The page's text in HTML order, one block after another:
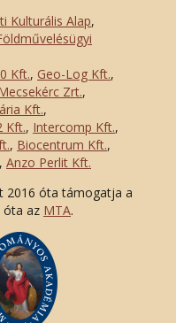
Kulturális Alap,
Kft., Geo-Log Kft.,
Zrt.,
Kft.,
Kft., Intercomp Kft.,
, Biocentrum Kft.,
, Anzo Perlit Kft.
2016 óta támogatja a
óta az MTA.